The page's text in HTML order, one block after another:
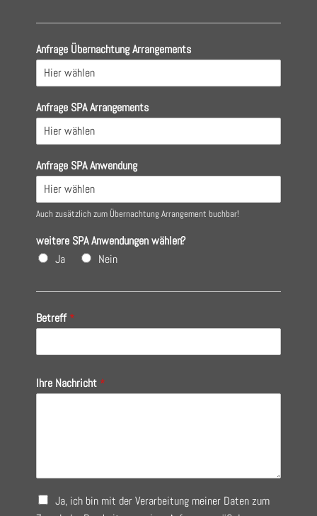
Anfrage Übernachtung Arrangements
Anfrage SPA Arrangements
Anfrage SPA Anwendung
Auch zusätzlich zum Übernachtung Arrangement buchbar!
weitere SPA Anwendungen wählen?
Ja
Nein
Betreff*
Ihre Nachricht *
A
u
Ja, ich bin mit der Verarbeitung meiner Daten zum